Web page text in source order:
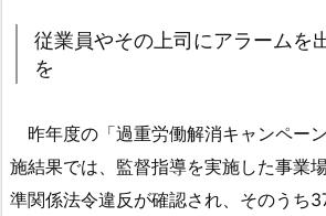
の
容
1.
2.
従業員やその上司にアラームを
を
昨年度の「過重労働解消キャンペー
施結果では、監督指導を実施した事業
準関係法令違反が確認され、そのうち